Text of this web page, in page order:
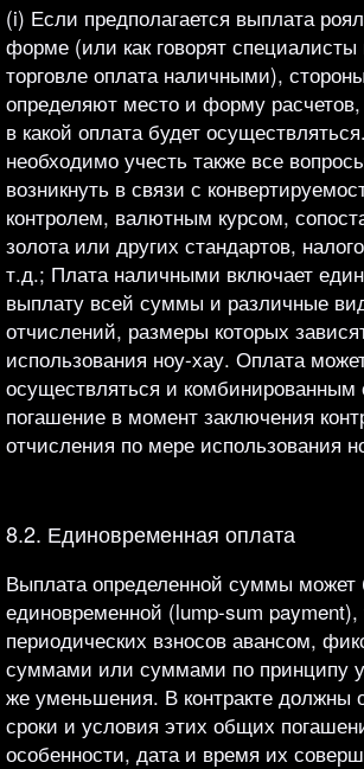
(i) Если предполагается выплата
форме (или как говорят
торговле оплата наличными),
определяют место и форму
в какой оплата будет
необходимо учесть также все
возникнуть в связи с
контролем, валютным курсом,
золота или других стандартов,
т.д.; Плата наличными включает
выплату всей суммы и различные
отчислений, размеры которых
использования ноу-хау. Оплата
осуществляться и
погашение в момент заключения
отчисления по мере использования
8.2. Единовременная оплата
Выплата определенной суммы может
единовременной (lump-sum payment),
периодических взносов авансом,
суммами или суммами по принципу
же уменьшения. В контракте должны
сроки и условия этих общих
особенности, дата и время их